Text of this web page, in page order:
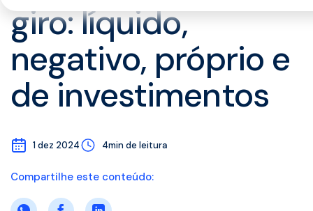
giro: líquido,
negativo, próprio e
de investimentos
1 dez 2024 4min de leitura
Compartilhe este conteúdo: